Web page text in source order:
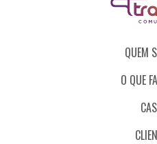
QUEM
O QUE